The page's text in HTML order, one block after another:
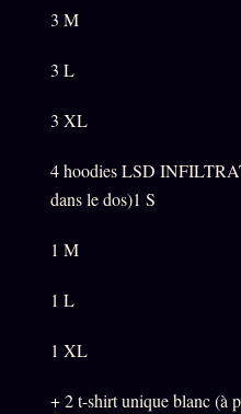
3 M
3 L
3 XL
4 hoodies LSD
dans le dos)1 S
1 M
1 L
1 XL
+ 2 t-shirt unique blanc (à